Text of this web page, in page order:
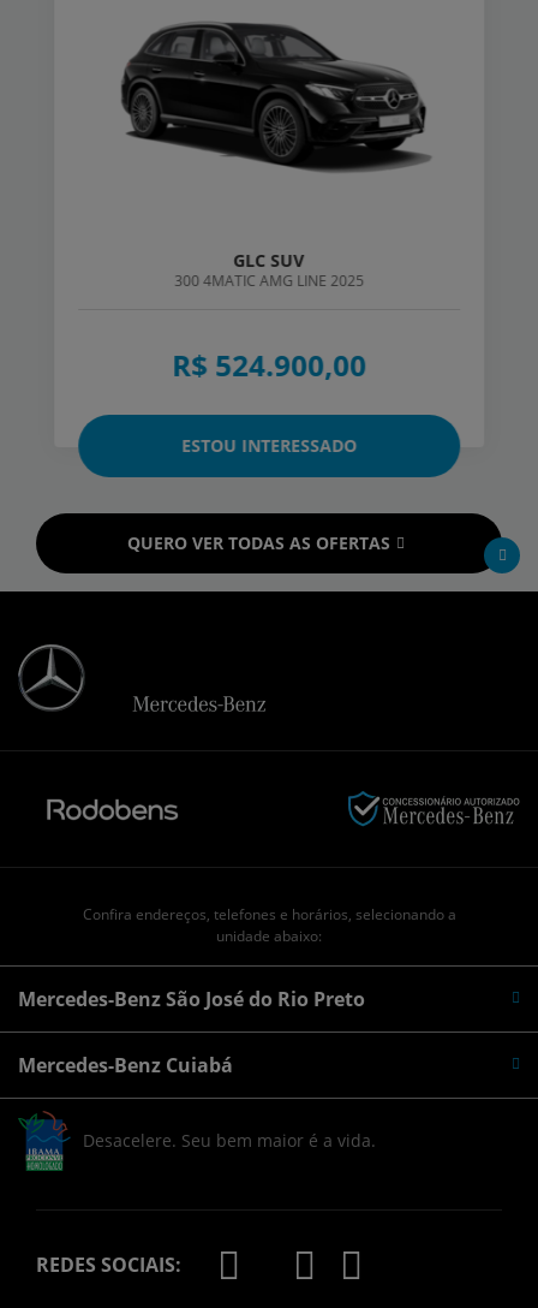
GLC SUV
300 4MATIC AMG LINE 2025
R$ 524.900,00
ESTOU INTERESSADO
QUERO VER TODAS AS OFERTAS
Confira endereços, telefones e horários, selecionando a
unidade abaixo:
Mercedes-Benz São José do Rio Preto
Mercedes-Benz Cuiabá
Desacelere. Seu bem maior é a vida.
REDES SOCIAIS: